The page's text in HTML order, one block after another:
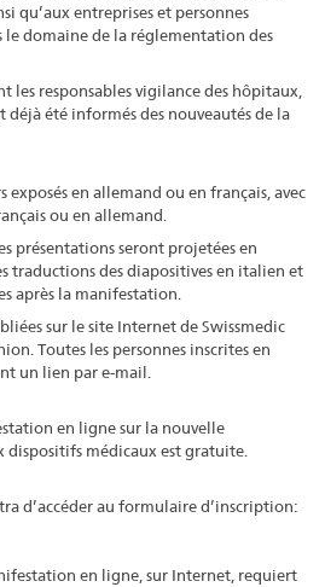
qu’aux entreprises et personnes
le domaine de la réglementation des
les responsables vigilance des hôpitaux,
été informés des nouveautés de la
exposés en allemand ou en français, avec
ou en allemand.
présentations seront projetées en
traductions des diapositives en italien et
après la manifestation.
sur le site Internet de Swissmedic
Toutes les personnes inscrites en
un lien par e-mail.
en ligne sur la nouvelle
médicaux est gratuite.
d’accéder au formulaire d’inscription:
en ligne, sur Internet, requiert